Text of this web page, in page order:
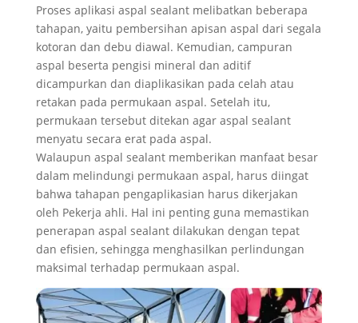
Proses aplikasi aspal sealant melibatkan beberapa
tahapan, yaitu pembersihan apisan aspal dari segala
kotoran dan debu diawal. Kemudian, campuran
aspal beserta pengisi mineral dan aditif
dicampurkan dan diaplikasikan pada celah atau
retakan pada permukaan aspal. Setelah itu,
permukaan tersebut ditekan agar aspal sealant
menyatu secara erat pada aspal.
Walaupun aspal sealant memberikan manfaat besar
dalam melindungi permukaan aspal, harus diingat
bahwa tahapan pengaplikasian harus dikerjakan
oleh Pekerja ahli. Hal ini penting guna memastikan
penerapan aspal sealant dilakukan dengan tepat
dan efisien, sehingga menghasilkan perlindungan
maksimal terhadap permukaan aspal.